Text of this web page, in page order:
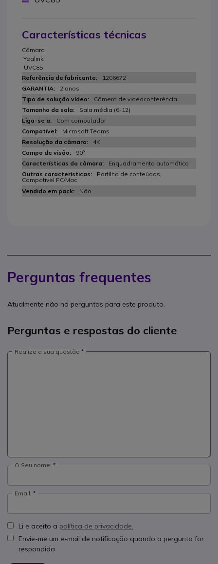
Características técnicas
Câmara
Yealink
UVC85
1206672
2 anos
Câmera de videoconferência
Sala média (6-12)
Com computador
Microsoft Teams
4K
90°
Enquadramento automático
Partilha de conteúdos,
Compatível PC/Mac
Não
Perguntas frequentes
Atualmente não há perguntas para este produto.
Perguntas e respostas do cliente
Realize a sua questão
O Seu nome:
Email:
Li e aceito a política de privacidade.
Envie-me um e-mail de notificação quando a pergunta for
respondida